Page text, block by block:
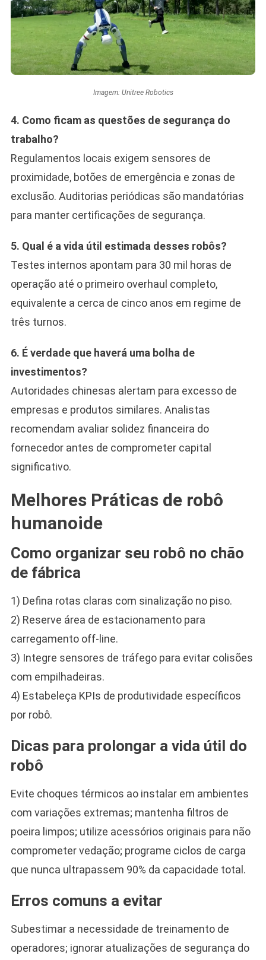
Imagem: Unitree Robotics
4. Como ficam as questões de segurança do
trabalho?
Regulamentos locais exigem sensores de
proximidade, botões de emergência e zonas de
exclusão. Auditorias periódicas são mandatórias
para manter certificações de segurança.
5. Qual é a vida útil estimada desses robôs?
Testes internos apontam para 30 mil horas de
operação até o primeiro overhaul completo,
equivalente a cerca de cinco anos em regime de
três turnos.
6. É verdade que haverá uma bolha de
investimentos?
Autoridades chinesas alertam para excesso de
empresas e produtos similares. Analistas
recomendam avaliar solidez financeira do
fornecedor antes de comprometer capital
significativo.
Melhores Práticas de robô
humanoide
Como organizar seu robô no chão
de fábrica
1) Defina rotas claras com sinalização no piso.
2) Reserve área de estacionamento para
carregamento off-line.
3) Integre sensores de tráfego para evitar colisões
com empilhadeiras.
4) Estabeleça KPIs de produtividade específicos
por robô.
Dicas para prolongar a vida útil do
robô
Evite choques térmicos ao instalar em ambientes
com variações extremas; mantenha filtros de
poeira limpos; utilize acessórios originais para não
comprometer vedação; programe ciclos de carga
que nunca ultrapassem 90% da capacidade total.
Erros comuns a evitar
Subestimar a necessidade de treinamento de
operadores; ignorar atualizações de segurança do